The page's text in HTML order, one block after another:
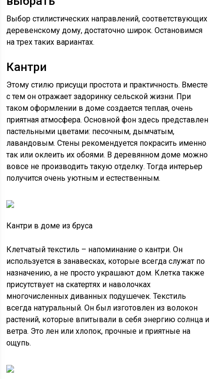
Выбор стилистических направлений, соответствующих
деревенскому дому, достаточно широк. Остановимся
на трех таких вариантах.
Кантри
Этому стилю присущи простота и практичность. Вместе
с тем он отражает задоринку сельской жизни. При
таком оформлении в доме создается теплая, очень
приятная атмосфера. Основной фон здесь представлен
пастельными цветами: песочным, дымчатым,
лавандовым. Стены рекомендуется покрасить именно
так или оклеить их обоями. В деревянном доме можно
вовсе не производить такую отделку. Тогда интерьер
получится очень уютным и естественным.
Кантри в доме из бруса
Клетчатый текстиль – напоминание о кантри. Он
используется в занавесках, которые всегда служат по
назначению, а не просто украшают дом. Клетка также
присутствует на скатертях и наволочках
многочисленных диванных подушечек. Текстиль
всегда натуральный. Он был изготовлен из волокон
растений, которые впитывали в себя энергию солнца и
ветра. Это лен или хлопок, прочные и приятные на
ощупь.